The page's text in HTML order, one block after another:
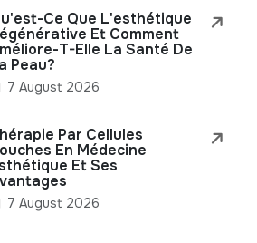
Ce Que L'esthétique
Et Comment
T-Elle La Santé De
Peau?
7 August 2026
Par Cellules
En Médecine
Et Ses
7 August 2026